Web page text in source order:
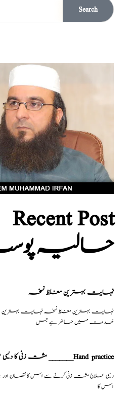
Search
Recent Post
حالیہ
نہایت بہترین مغلظ نسخہ
نہایت بہترین مغلظ نسخہ نہایت
خدمت میں حاضر ہے جس
مشت زنی کا دیسی علاج _______Hand practice
اس کا